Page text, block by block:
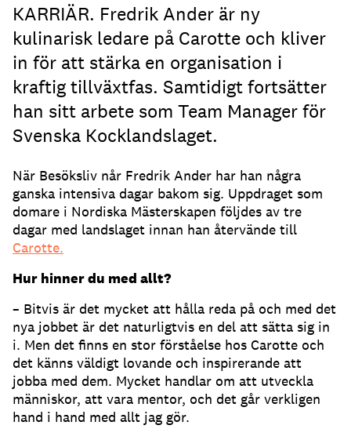
KARRIÄR. Fredrik Ander är ny
kulinarisk ledare på Carotte och kliver
in för att stärka en organisation i
kraftig tillväxtfas. Samtidigt fortsätter
han sitt arbete som Team Manager för
Svenska Kocklandslaget.
När Besöksliv når Fredrik Ander har han några
ganska intensiva dagar bakom sig. Uppdraget som
domare i Nordiska Mästerskapen följdes av tre
dagar med landslaget innan han återvände till
Carotte.
Hur hinner du med allt?
– Bitvis är det mycket att hålla reda på och med det
nya jobbet är det naturligtvis en del att sätta sig in
i. Men det finns en stor förståelse hos Carotte och
det känns väldigt lovande och inspirerande att
jobba med dem. Mycket handlar om att utveckla
människor, att vara mentor, och det går verkligen
hand i hand med allt jag gör.